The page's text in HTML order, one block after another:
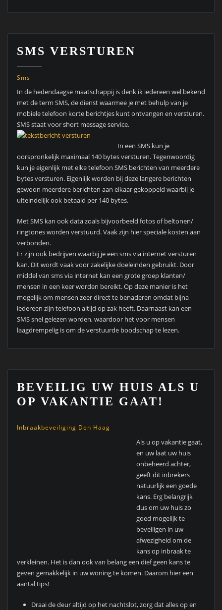
SMS VERSTUREN
Sms
In de hedendaagse maatschappij is denk ik iedereen wel bekend
met de term SMS, de dienst waarmee je met behulp van je
mobiele telefoon korte berichtjes kunt ontvangen en versturen.
SMS staat voor short message service.
In een SMS kun je
oorspronkelijk maximaal 140 bytes versturen. Tegenwoordig
kun je eigenlijk met elke telefoon SMS berichten van meerdere
bytes versturen. Eigenlijk worden bij deze langere berichten
gewoon meerdere berichten aan elkaar gekoppeld waarbij je
uiteindelijk ook betaald per 140 bytes.
Met SMS kan ook data zoals bijvoorbeeld fotos of beltonen/
ringtones worden verstuurd. Vaak zijn hier speciale kosten aan
verbonden.
Er zijn ook bedrijven waarbij je een sms via internet versturen
kan. Dit wordt vaak voor zakelijke doeleinden gebruikt. Door
middel van sms via internet kan een grote groep klanten/
mensen in een keer worden bereikt. Op deze manier is het
mogelijk om mensen zeer direct te benaderen omdat bijna
iedereen zijn telefoon altijd op zak heeft. Daarnaast kan een
SMS snel gelezen worden, waardoor het voor mensen
laagdrempelig is om de verstuurde boodschap te lezen.
BEVEILIG UW HUIS ALS U
OP VAKANTIE GAAT!
Inbraakbeveiliging Den Haag
Als u op vakantie gaat,
en uw laat uw huis
onbeheerd achter,
geeft dit inbrekers
natuurlijk een goede
kans. Erg belangrijk
dus om uw huis zo
goed mogelijk te
beveiligen in uw
afwezigheid om de
kans op inbraak te
verkleinen. Het is dan ook van belang een dief geen kans te
geven gemakkelijk in uw woning te komen. Daarom hier een
aantal tips!
Draai de deur altijd op het nachtslot, zorg dat alles op en